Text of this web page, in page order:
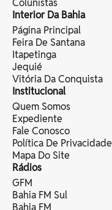
Colunistas
Interior Da Bahia
Página Principal
Feira De Santana
Itapetinga
Jequié
Vitória Da Conquista
Institucional
Quem Somos
Expediente
Fale Conosco
Política De Privacidade
Mapa Do Site
Rádios
GFM
Bahia FM Sul
Bahia FM